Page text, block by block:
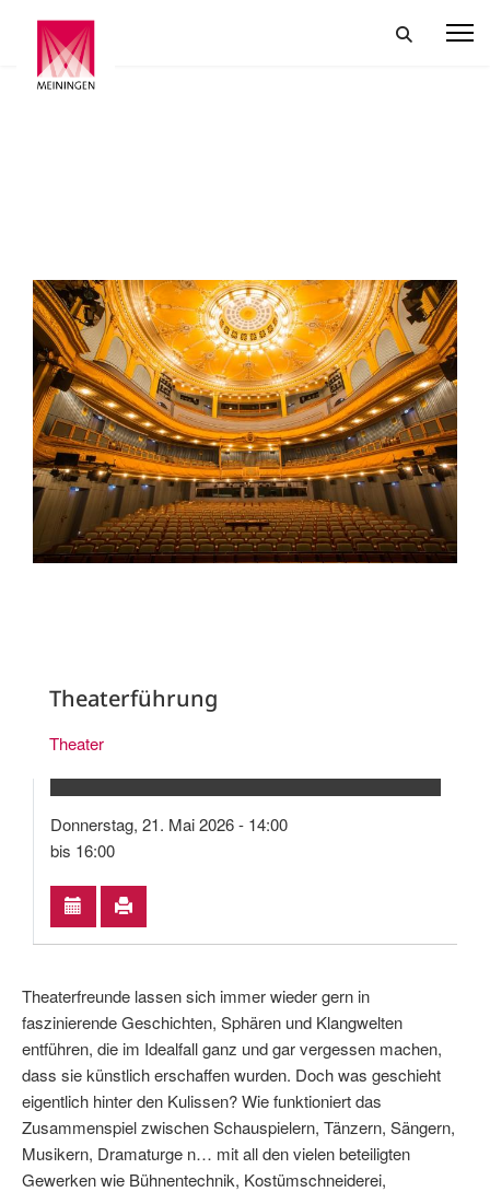
Theaterführung
Theater
Donnerstag, 21. Mai 2026 - 14:00
bis 16:00
Theaterfreunde lassen sich immer wieder gern in
faszinierende Geschichten, Sphären und Klangwelten
entführen, die im Idealfall ganz und gar vergessen machen,
dass sie künstlich erschaffen wurden. Doch was geschieht
eigentlich hinter den Kulissen? Wie funktioniert das
Zusammenspiel zwischen Schauspielern, Tänzern, Sängern,
Musikern, Dramaturge n… mit all den vielen beteiligten
Gewerken wie Bühnentechnik, Kostümschneiderei,